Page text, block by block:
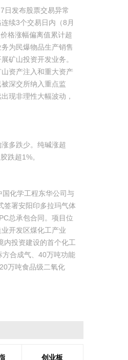
日发布股票交易异常
续3个交易日内（8月
格涨幅偏离值累计超
为民爆物品生产销售
矿山投资开发业务。
资产注入和重大资产
深交所纳入重点监
现非理性大幅波动，
多跌少。纯碱涨超
跌超1%。
化学工程东华公司与
签署安阳印多拉玛气体
总承包合同。项目位
开发区煤化工产业
内投资建设的首个化工
合成气、40万吨功能
万吨食品级二氧化
汽车结构用钢。该产
强化”复合技术，兼具
能，可适用于商用车
创业板